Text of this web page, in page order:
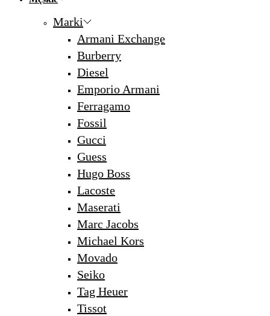
Marki
Armani Exchange
Burberry
Diesel
Emporio Armani
Ferragamo
Fossil
Gucci
Guess
Hugo Boss
Lacoste
Maserati
Marc Jacobs
Michael Kors
Movado
Seiko
Tag Heuer
Tissot